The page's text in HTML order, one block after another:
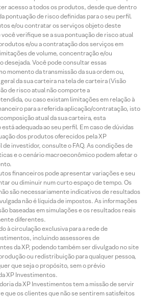
acesso a todos os produtos, desde que dentro
pontuação de risco definidas para o seu perfil.
e/ou contratar os serviços objeto deste
verifique se a sua pontuação de risco atual
e/ou a contratação dos serviços em
de volume, concentração e/ou
desejada. Você pode consultar essas
momento da transmissão da sua ordem ou,
da sua carteira na tela de carteira (Visão
de risco atual não comporte a
ou caso existam limitações em relação à
para a referida aplicação/contratação, isto
atual da sua carteira, esta
adequada ao seu perfil. Em caso de dúvidas
dos produtos oferecidos pela XP
investidor, consulte o FAQ. As condições de
e o cenário macroeconômico podem afetar o
financeiros pode apresentar variações e seu
ou diminuir num curto espaço de tempo. Os
são necessariamente indicativos de resultados
não é líquida de impostos. As informações
baseadas em simulações e os resultados reais
diferentes.
à circulação exclusiva para a rede de
incluindo assessores de
da XP, podendo também ser divulgado no site
ou redistribuição para qualquer pessoa,
que seja o propósito, sem o prévio
XP Investimentos.
da XP Investimentos tem a missão de servir
que os clientes que não se sentirem satisfeitos